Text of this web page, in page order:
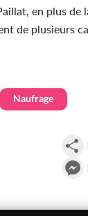
en plus de
de plusieurs
Naufrage